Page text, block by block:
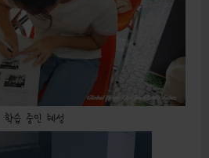
학습 중인 혜성